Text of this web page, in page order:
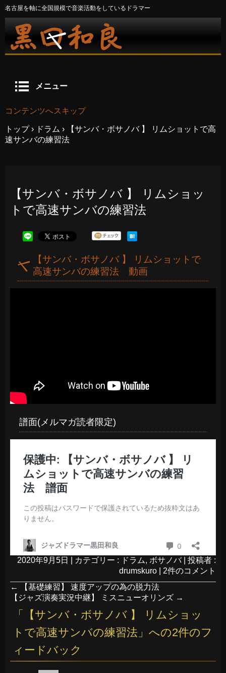
名古屋を軸に全国規模で音楽活動をしているドラマー
メニュー
コンテンツへスキップ
トップ › ドラム ›
【サンバ・ボサノバ 】 リムショットで高
速サンバの練習法
【サンバ・ボサノバ 】 リムショッ
トで高速サンバの練習法
【サンバ・ボサノバ 】 リムショットで
高速サンバの練習法 動画
譜面(メルマガ読者限定)
2020年9月5日 カテゴリー : ドラム, ボサノバ
投稿者 :
drumskuro
2件のコメント
←
【基礎練習】 速度アップの為の脱力法
【ジャズ演奏実況中継】 ミスニューオリンズ →
「
【サンバ・ボサノバ 】 リムショッ
トで高速サンバの練習法 」への2件のフ
ィードバック